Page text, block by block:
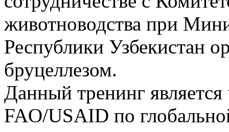
животноводства при
Республики Узбекистан
бруцеллезом.
Данный тренинг
FAO/USAID по